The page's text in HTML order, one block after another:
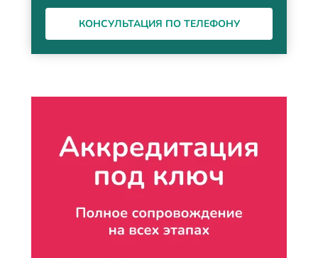
КОНСУЛЬТАЦИЯ ПО ТЕЛЕФОНУ